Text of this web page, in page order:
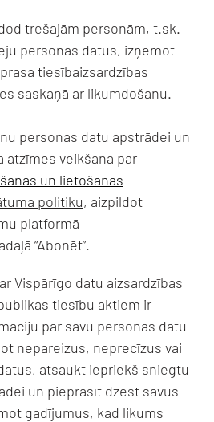
trešajām personām, t.sk.
personas datus, izņemot
tiesībaizsardzības
saskaņā ar likumdošanu.
personas datu apstrādei un
atzīmes veikšana par
un lietošanas
politiku, aizpildot
platformā
“Abonēt”.
Vispārīgo datu aizsardzības
tiesību aktiem ir
par savu personas datu
nepareizus, neprecīzus vai
atsaukt iepriekš sniegtu
un pieprasīt dzēst savus
gadījumus, kad likums